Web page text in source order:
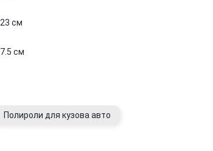
23 см
7.5 см
Полироли для кузова авто